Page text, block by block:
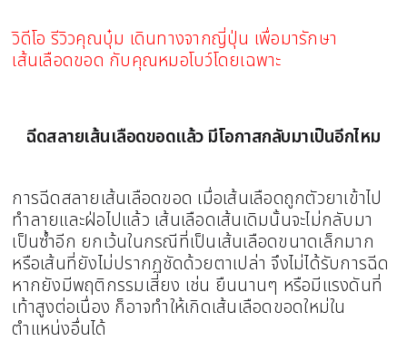
วิดีโอ รีวิวคุณบุ๋ม เดินทางจากญี่ปุ่น เพื่อมารักษา
เส้นเลือดขอด กับคุณหมอโบว์โดยเฉพาะ
ฉีดสลายเส้นเลือดขอดแล้ว มีโอกาสกลับมาเป็นอีกไหม
การฉีดสลายเส้นเลือดขอด เมื่อเส้นเลือดถูกตัวยาเข้าไป
ทำลายและฝ่อไปแล้ว เส้นเลือดเส้นเดิมนั้นจะไม่กลับมา
เป็นซ้ำอีก ยกเว้นในกรณีที่เป็นเส้นเลือดขนาดเล็กมาก
หรือเส้นที่ยังไม่ปรากฏชัดด้วยตาเปล่า จึงไม่ได้รับการฉีด
หากยังมีพฤติกรรมเสี่ยง เช่น ยืนนานๆ หรือมีแรงดันที่
เท้าสูงต่อเนื่อง ก็อาจทำให้เกิดเส้นเลือดขอดใหม่ใน
ตำแหน่งอื่นได้